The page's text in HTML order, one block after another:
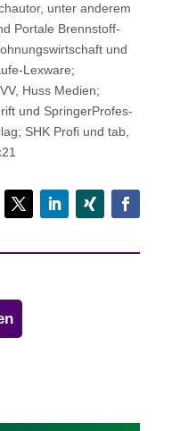
unter anderem
Portale Brenn­stoff­
und
Lexware;
Huss Medien;
und Sprin­ger­Pro­fes­
SHK Profi und tab,